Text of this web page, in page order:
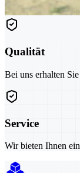
Qualität
Bei uns erhalten
Service
Wir bieten Ihnen